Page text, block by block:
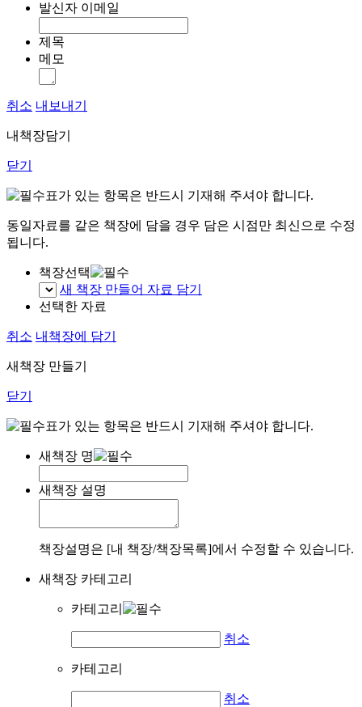
발신자 이메일
제목
메모
취소 내보내기
내책장담기
닫기
표가 있는 항목은 반드시 기재해 주셔야 합니다.
동일자료를 같은 책장에 담을 경우 담은 시점만 최신으로 수정
됩니다.
책장선택
새 책장 만들어 자료 담기
선택한 자료
취소 내책장에 담기
새책장 만들기
닫기
표가 있는 항목은 반드시 기재해 주셔야 합니다.
새책장 명
새책장 설명
책장설명은 [내 책장/책장목록]에서 수정할 수 있습니다.
새책장 카테고리
카테고리
취소
카테고리
취소